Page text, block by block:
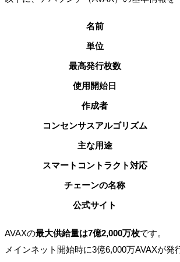
名前
単位
最高発行枚数
使用開始日
作成者
コンセンサスアルゴリズム
主な用途
スマートコントラクト対応
チェーンの名称
公式サイト
AVAXの最大供給量は7億2,000万枚です。
メインネット開始時に3億6,000万AVAXが